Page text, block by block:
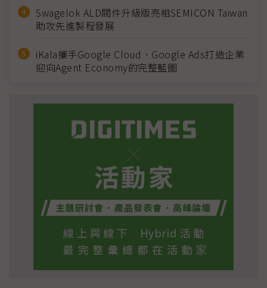
Swagelok ALD閥件升級版亮相SEMICON Taiwan
助攻先進製程發展
iKala攜手Google Cloud、Google Ads打造企業
迎向Agent Economy的完整藍圖